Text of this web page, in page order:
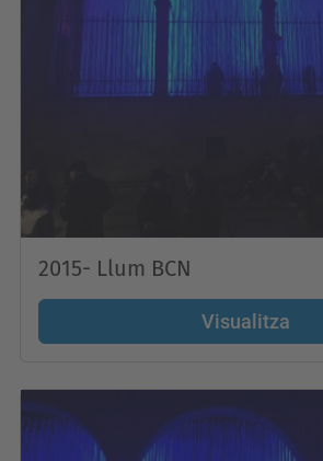
2015- Llum BCN
Visualitza